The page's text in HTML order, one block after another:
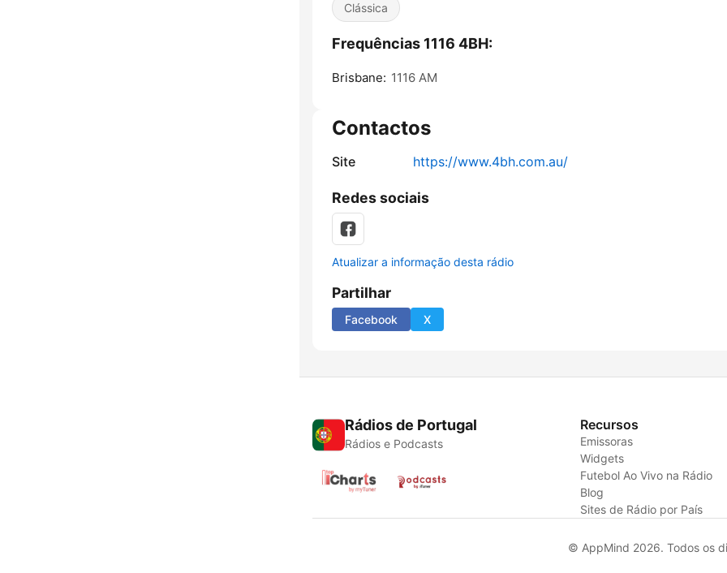
Clássica
Frequências 1116 4BH:
Brisbane: 1116 AM
Contactos
Site https://www.4bh.com.au/
Redes sociais
Atualizar a informação desta rádio
Partilhar
Facebook X
Rádios de Portugal
Rádios e Podcasts
Recursos
Emissoras
Widgets
Futebol Ao Vivo na Rádio
Blog
Sites de Rádio por País
© AppMind 2026. Todos os